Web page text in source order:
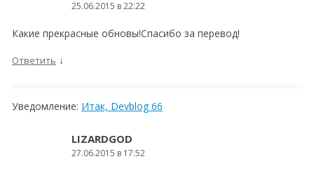
25.06.2015 в 22:22
Какие прекрасные обновы!Спасибо за перевод!
Ответить ↓
Уведомление: Итак, Devblog 66
LIZARDGOD
27.06.2015 в 17:52